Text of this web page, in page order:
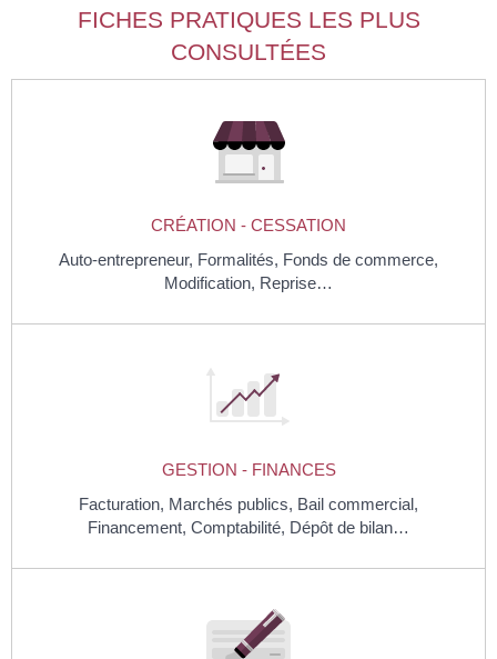
FICHES PRATIQUES LES PLUS
CONSULTÉES
CRÉATION - CESSATION
Auto-entrepreneur, Formalités, Fonds de commerce,
Modification, Reprise…
GESTION - FINANCES
Facturation, Marchés publics, Bail commercial,
Financement, Comptabilité, Dépôt de bilan…